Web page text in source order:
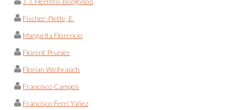
Fischer-Piette, E.
Margarita Florencio
Florent Prunier
Florian Weihrauch
Francisco Campos
Francisco Ferri Yáñez